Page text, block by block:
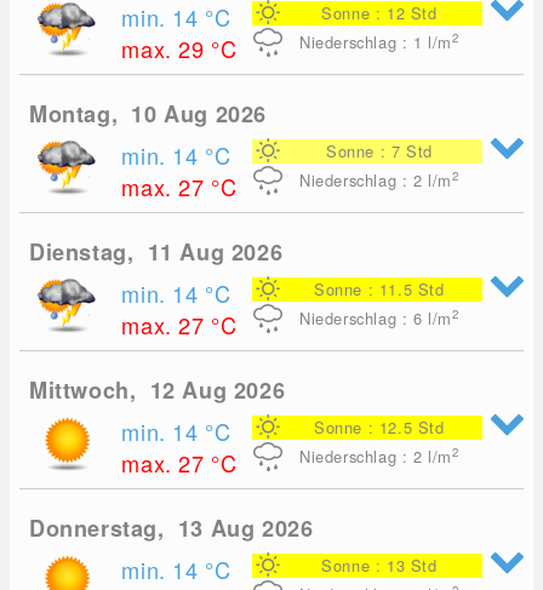
min. 14 °C
max. 29 °C
Sonne : 12 Std
Niederschlag : 1 l/m2
Montag, 10 Aug 2026
min. 14 °C
max. 27 °C
Sonne : 7 Std
Niederschlag : 2 l/m2
Dienstag, 11 Aug 2026
min. 14 °C
max. 27 °C
Sonne : 11.5 Std
Niederschlag : 6 l/m2
Mittwoch, 12 Aug 2026
min. 14 °C
max. 27 °C
Sonne : 12.5 Std
Niederschlag : 2 l/m2
Donnerstag, 13 Aug 2026
min. 14 °C
Sonne : 13 Std